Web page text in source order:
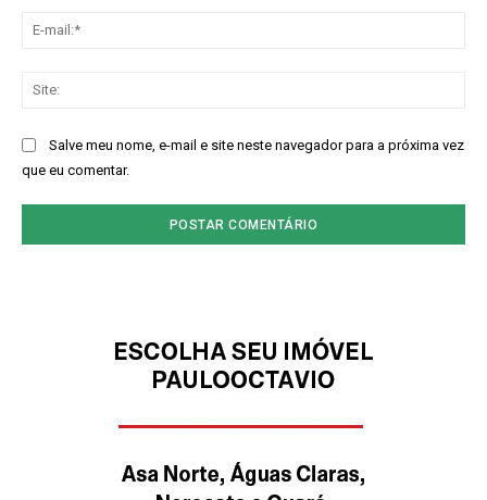
Salve meu nome, e-mail e site neste navegador para a próxima vez
que eu comentar.